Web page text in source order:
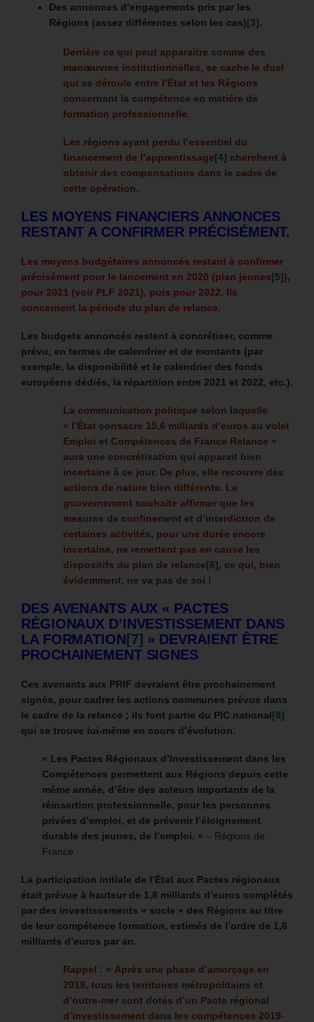
Des annonces d’engagements pris par les
Régions (assez différentes selon les cas)[3].
Derrière ce qui peut apparaitre comme des
manœuvres institutionnelles, se cache le duel
qui se déroule entre l’État et les Régions
concernant la compétence en matière de
formation professionnelle.
Les régions ayant perdu l’essentiel du
financement de l’apprentissage[4] cherchent à
obtenir des compensations dans le cadre de
cette opération.
LES MOYENS FINANCIERS ANNONCES
RESTANT A CONFIRMER PRÉCISÉMENT.
Les moyens budgétaires annoncés restant à confirmer
précisément pour le lancement en 2020 (plan jeunes[5]),
pour 2021 (voir PLF 2021), puis pour 2022. Ils
concernent la période du plan de relance.
Les budgets annoncés restent à concrétiser, comme
prévu, en termes de calendrier et de montants (par
exemple, la disponibilité et le calendrier des fonds
européens dédiés, la répartition entre 2021 et 2022, etc.).
La communication politique selon laquelle
« l’État consacre 15,6 milliards d’euros au volet
Emploi et Compétences de France Relance »
aura une concrétisation qui apparait bien
incertaine à ce jour. De plus, elle recouvre des
actions de nature bien différente. Le
gouvernement souhaite affirmer que les
mesures de confinement et d’interdiction de
certaines activités, pour une durée encore
incertaine, ne remettent pas en cause les
dispositifs du plan de relance[6], ce qui, bien
évidemment, ne va pas de soi !
DES AVENANTS AUX « PACTES
RÉGIONAUX D’INVESTISSEMENT DANS
LA FORMATION [7] » DEVRAIENT ÊTRE
PROCHAINEMENT SIGNES
Ces avenants aux PRIF devraient être prochainement
signés, pour cadrer les actions communes prévus dans
le cadre de la relance ; ils font partie du PIC national[8]
qui se trouve lui-même en cours d’évolution.
« Les Pactes Régionaux d’Investissement dans les
Compétences permettent aux Régions depuis cette
même année, d’être des acteurs importants de la
réinsertion professionnelle, pour les personnes
privées d’emploi, et de prévenir l’éloignement
durable des jeunes, de l’emploi. » – Régions de
France.
La participation initiale de l’État aux Pactes régionaux
était prévue à hauteur de 1,8 milliards d’euros complétés
par des investissements « socle » des Régions au titre
de leur compétence formation, estimés de l’ordre de 1,6
milliards d’euros par an.
Rappel : « Après une phase d’amorçage en
2018, tous les territoires métropolitains et
d’outre-mer sont dotés d’un Pacte régional
d’investissement dans les compétences 2019-